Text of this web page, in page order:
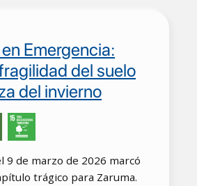
Emergencia:
del suelo
del invierno
9 de marzo de 2026 marcó
trágico para Zaruma.